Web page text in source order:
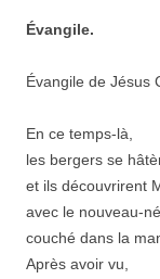
Évangile.
Évangile de Jésus
En ce temps-là,
les bergers se
et ils découvrirent
avec le nouveau-né
couché dans la
Après avoir vu,